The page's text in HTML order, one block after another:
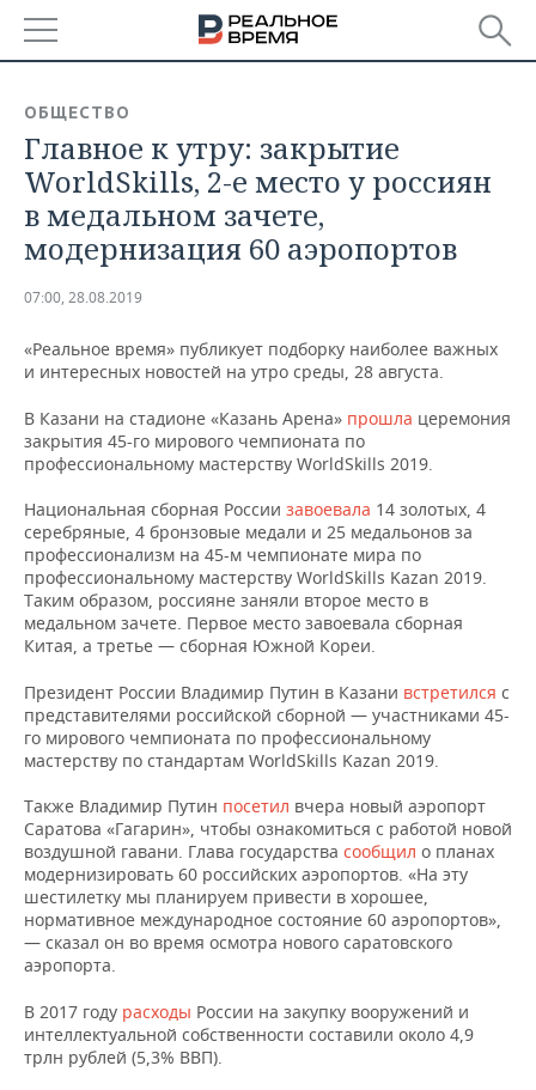
БАШКОРТОСТАН
ТАТАРСТАН
УДМУРТИЯ
НОВОСТИ
АНАЛИТИКА
НОВОСТИ АНАЛИТИКИ
ДЕКЛАРАЦИИ О ДОХОДАХ
КОРОЛИ ГОСЗАКАЗА ПФО
ВУЗЫ ТАТАРСТАНА
КОМУ ПРИНАДЛЕЖАТ
ТАТАРСТАНА
ЭКОНОМИКА
НОВОСТИ ЭКОНОМИКИ
ФИНАНСЫ
БАНКИ
БЮДЖЕТ
ИНВЕСТИЦИИ
ПРОМЫШЛЕННОСТЬ
НОВОСТИ
ПРОМЫШЛЕННОСТИ
АГРОПРОМ
НЕФТЕХИМИЯ
НЕФТЬ
ОПК
ЭНЕРГЕТИКА
НЕДВИЖИМОСТЬ
НОВОСТИ НЕДВИЖИМОСТИ
АВТО
НОВОСТИ АВТО
БИЗНЕС
НОВОСТИ БИЗНЕСА
РОЗНИЧНАЯ ТОРГОВЛЯ
ТРАНСПОРТ
УСЛУГИ
ТЕХНОЛОГИИ
НОВОСТИ ТЕХНОЛОГИЙ
IT
МЕДИА
ТЕЛЕКОММУНИКАЦИИ
МЕРОПРИЯТИЯ
НОВОСТИ МЕРОПРИЯТИЙ
ВЫЕЗДНАЯ РЕДАКЦИЯ
БИЗНЕС-БРАНЧИ
ONLINE-КОНФЕРЕНЦИИ
ОТКРЫТАЯ ЛЕКЦИЯ
СПОРТ
НОВОСТИ СПОРТА
ФУТБОЛ
ХОККЕЙ
БАСКЕТБОЛ
ВОЛЕЙБОЛ
КИБЕРСПОРТ
ФИГУРНОЕ КАТАНИЕ
ОБЩЕСТВО
НОВОСТИ ОБЩЕСТВА
ВЛАСТЬ
ИНФРАСТРУКТУРА
ИСТОРИЯ
КУЛЬТУРА
МЕДИЦИНА
ФОТОГАЛЕРЕЯ
СЮЖЕТЫ
СПРАВОЧНИК
СПИСОК ПЕРСОН
СПИСОК КОМПАНИЙ
ПОЛНАЯ ВЕРСИЯ
ОБЩЕСТВО
Главное к утру: закрытие
WorldSkills, 2-е место у россиян
в медальном зачете,
модернизация 60 аэропортов
07:00, 28.08.2019
«Реальное время» публикует подборку наиболее важных
и интересных новостей на утро среды, 28 августа.
В Казани на стадионе «Казань Арена» прошла церемония
закрытия 45-го мирового чемпионата по
профессиональному мастерству WorldSkills 2019.
Национальная сборная России завоевала 14 золотых, 4
серебряные, 4 бронзовые медали и 25 медальонов за
профессионализм на 45-м чемпионате мира по
профессиональному мастерству WorldSkills Kazan 2019.
Таким образом, россияне заняли второе место в
медальном зачете. Первое место завоевала сборная
Китая, а третье — сборная Южной Кореи.
Президент России Владимир Путин в Казани встретился с
представителями российской сборной — участниками 45-
го мирового чемпионата по профессиональному
мастерству по стандартам WorldSkills Kazan 2019.
Также Владимир Путин посетил вчера новый аэропорт
Саратова «Гагарин», чтобы ознакомиться с работой новой
воздушной гавани. Глава государства сообщил о планах
модернизировать 60 российских аэропортов. «На эту
шестилетку мы планируем привести в хорошее,
нормативное международное состояние 60 аэропортов»,
— сказал он во время осмотра нового саратовского
аэропорта.
В 2017 году расходы России на закупку вооружений и
интеллектуальной собственности составили около 4,9
трлн рублей (5,3% ВВП).